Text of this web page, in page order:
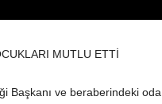
MUTLU ETTİ
Başkanı ve beraberindeki